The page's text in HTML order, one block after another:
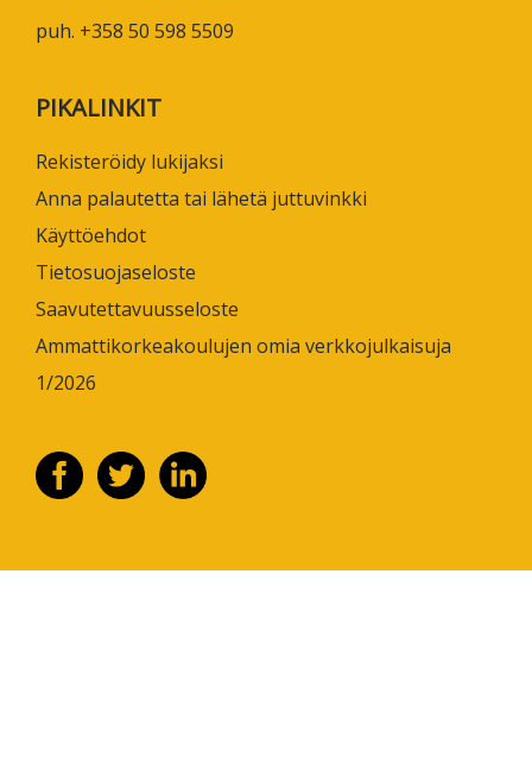
puh. +358 50 598 5509
PIKALINKIT
Rekisteröidy lukijaksi
Anna palautetta tai lähetä juttuvinkki
Käyttöehdot
Tietosuojaseloste
Saavutettavuusseloste
Ammattikorkeakoulujen omia verkkojulkaisuja
1/2026